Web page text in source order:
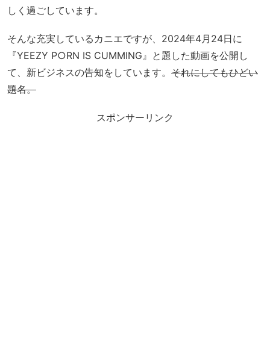
しく過ごしています。
そんな充実しているカニエですが、2024年4月24日に
『YEEZY P○RN IS CUMMING』と題した動画を公開し
て、新ビジネスの告知をしています。 それにしてもひどい
題名。
スポンサーリンク